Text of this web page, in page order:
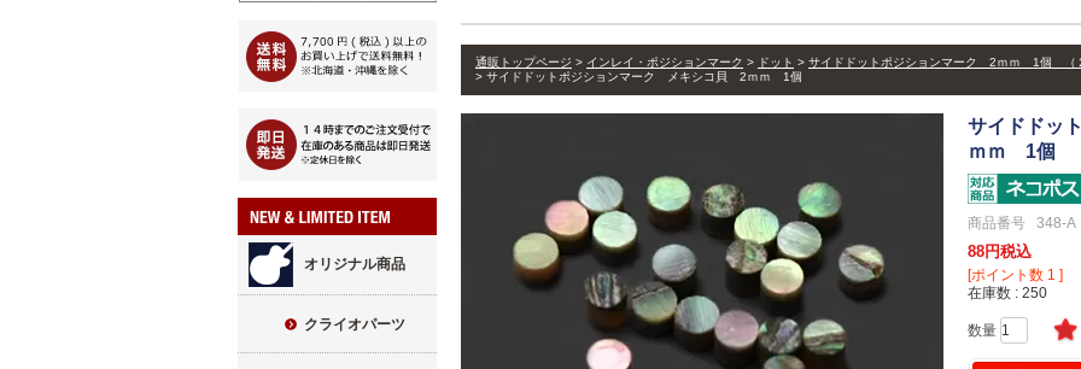
オリジナル商品
クライオパーツ
通販トップページ インレイ・ポジションマーク ドット
サイドドットポジションマーク 2ｍｍ 1個 （
サイドドットポジションマーク メキシコ貝 2ｍｍ 1個
サイドドッ
ｍｍ 1個
商品番号 348-A
88 税込
[ポイント数 1 ]
在庫数
250